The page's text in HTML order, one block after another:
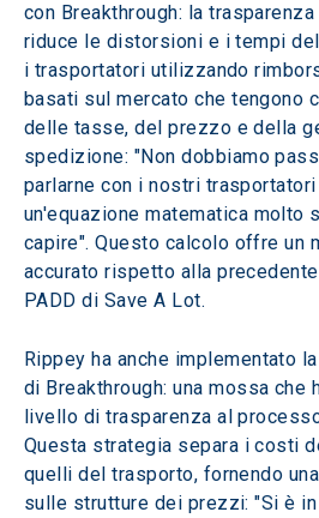
con Breakthrough: la
riduce le distorsioni e i tempi
i trasportatori utilizzando
basati sul mercato che tengono
delle tasse, del prezzo e della
spedizione: "Non dobbiamo
parlarne con i nostri
un'equazione matematica molto
capire". Questo calcolo offre un
accurato rispetto alla
PADD di Save A Lot.
Rippey ha anche implementato
di Breakthrough: una mossa che
livello di trasparenza al
Questa strategia separa i costi
quelli del trasporto, fornendo
sulle strutture dei prezzi: "Si è